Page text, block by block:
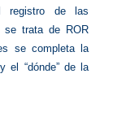
registro de las
se trata de ROR
se completa la
el “dónde” de la